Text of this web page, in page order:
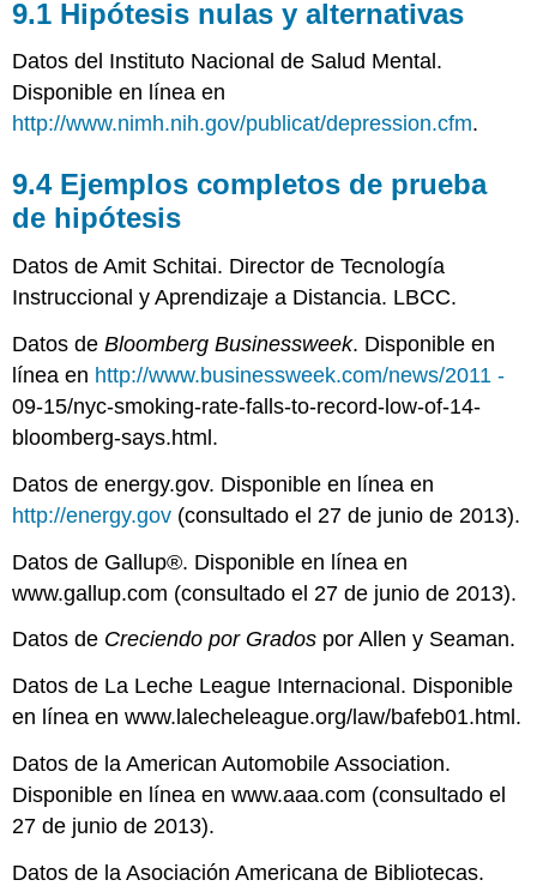
9.1 Hipótesis nulas y alternativas
Datos del Instituto Nacional de Salud Mental.
Disponible en línea en
http://www.nimh.nih.gov/publicat/depression.cfm.
9.4 Ejemplos completos de prueba
de hipótesis
Datos de Amit Schitai. Director de Tecnología
Instruccional y Aprendizaje a Distancia. LBCC.
Datos deBloomberg Businessweek. Disponible en
línea en http://www.businessweek.com/news/2011 -
09-15/nyc-smoking-rate-falls-to-record-low-of-14-
bloomberg-says.html.
Datos de energy.gov. Disponible en línea en
http://energy.gov (consultado el 27 de junio de 2013).
Datos de Gallup®. Disponible en línea en
www.gallup.com (consultado el 27 de junio de 2013).
Datos de Creciendo por Grados por Allen y Seaman.
Datos de La Leche League Internacional. Disponible
en línea en www.lalecheleague.org/law/bafeb01.html.
Datos de la American Automobile Association.
Disponible en línea en www.aaa.com (consultado el
27 de junio de 2013).
Datos de la Asociación Americana de Bibliotecas.